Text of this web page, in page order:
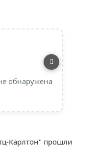
обнаружена
Карлтон" прошли